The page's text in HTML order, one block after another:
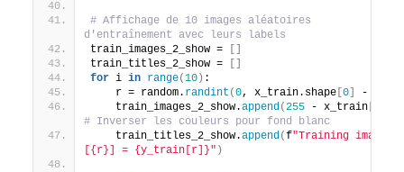
# Affichage de 10 images aléatoires
d'entraînement avec leurs labels
train_images_2_show =
train_titles_2_show =
for i in range(10) :
    r = random.
randint (0, x_train.shape[ 0] -
    train_images_2_show.
append(255 - x_train[
# Inverser les couleurs pour fond blanc
    train_titles_2_show.
append(f"Training image
[{r}] = {y_train[r]}" )